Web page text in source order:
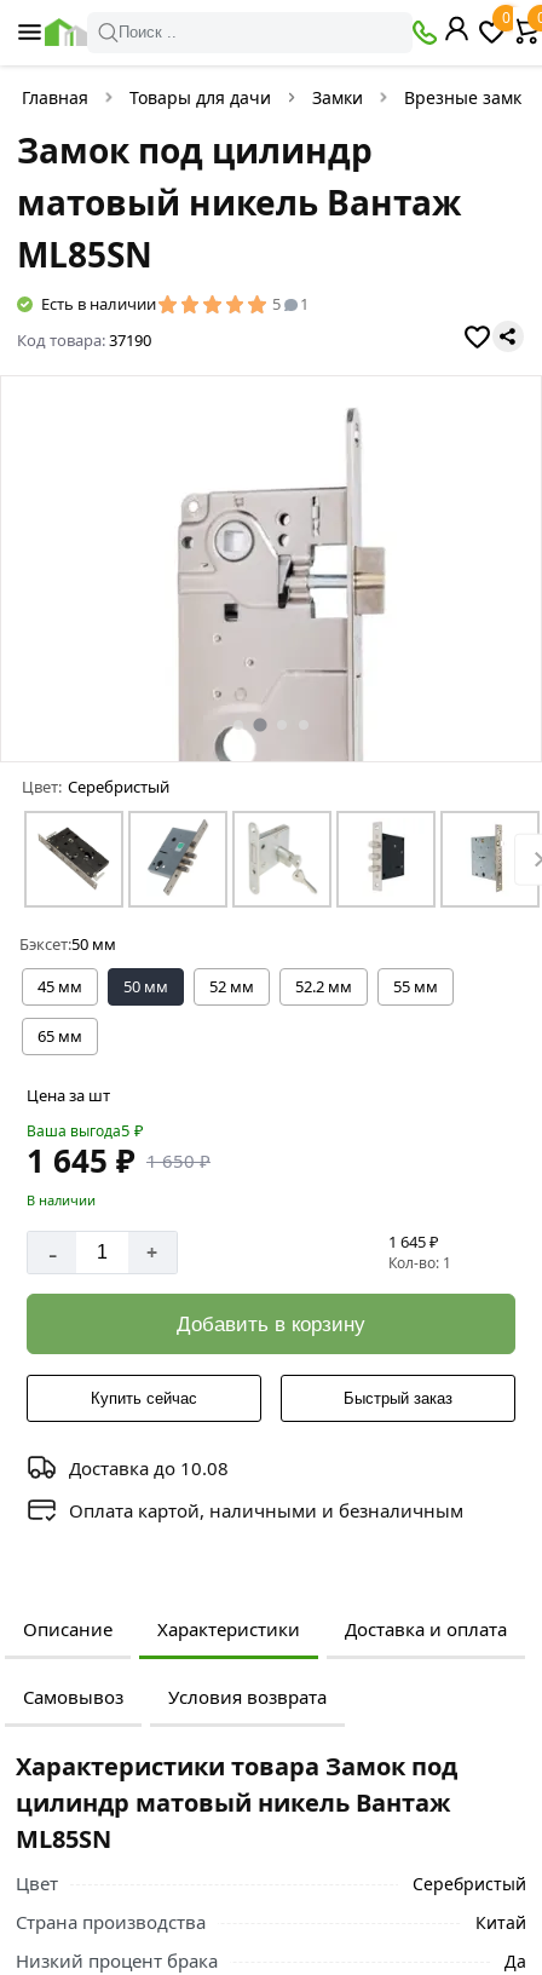
Поиск ..
0
Главная Товары для дачи Замки Врезные замки
Замок под цилиндр
матовый никель Вантаж
ML85SN
Есть в наличии 5
1
Код товара:37190
Цвет: Серебристый
Бэксет:50 мм
45 мм
50 мм 52 мм 52.2 мм 55 мм
65 мм
Цена за шт
Ваша выгода5 ₽
1 645 ₽ 1 650 ₽
В наличии
- + 1 645 ₽
Кол-во: 1
Добавить в корзину
Купить сейчас Быстрый заказ
Доставка до 10.08
Оплата картой, наличными и безналичным
Описание Характеристики Доставка и оплата
Самовывоз Условия возврата
Характеристики товара Замок под
цилиндр матовый никель Вантаж
ML85SN
Цвет Серебристый
Страна производства Китай
Низкий процент брака Да